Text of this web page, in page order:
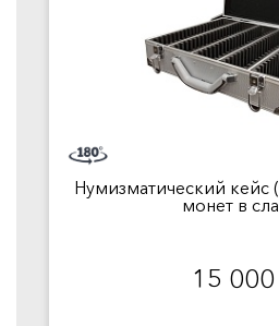
Нумизматический кейс
монет в
15 000